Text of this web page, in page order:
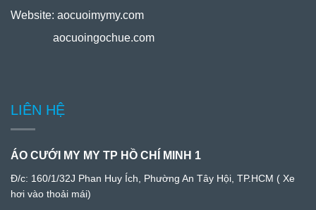
Website: aocuoimymy.com
aocuoingochue.com
LIÊN HỆ
ÁO CƯỚI MY MY TP HỒ CHÍ MINH 1
Đ/c: 160/1/32J Phan Huy Ích, Phường An Tây Hội, TP.HCM ( Xe
hơi vào thoải mái)